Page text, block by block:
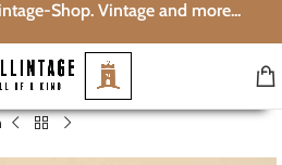
Shop. Vintage and more...